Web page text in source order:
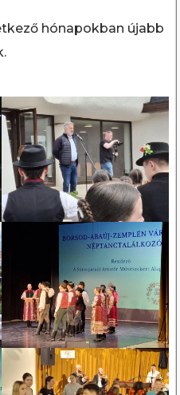
hónapokban újabb